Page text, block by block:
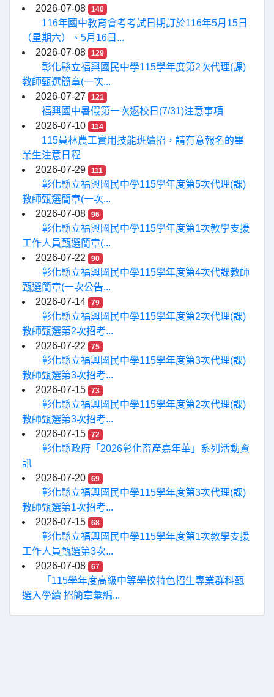
2026-07-08 140
116年國中教育會考考試日期訂於116年5月15日
（星期六）、5月16日...
2026-07-08
129
彰化縣立福興國民中學115學年度第2次代理(課)
教師甄選簡章(一次...
2026-07-27
121
福興國中暑假第一次返校日(7/31)注意事項
2026-07-10
114
115員林農工實用技能班續招，請有意報名的畢
業生注意日程
2026-07-29
111
彰化縣立福興國民中學115學年度第5次代理(課)
教師甄選簡章(一次...
2026-07-08
96
彰化縣立福興國民中學115學年度第1次教學支援
工作人員甄選簡章(...
2026-07-22
90
彰化縣立福興國民中學115學年度第4次代課教師
甄選簡章(一次公告...
2026-07-14
79
彰化縣立福興國民中學115學年度第2次代理(課)
教師甄選第2次招考...
2026-07-22
75
彰化縣立福興國民中學115學年度第3次代理(課)
教師甄選第3次招考...
2026-07-15
73
彰化縣立福興國民中學115學年度第2次代理(課)
教師甄選第3次招考...
2026-07-15
72
彰化縣政府「2026彰化畜產嘉年華」系列活動資
訊
2026-07-20
69
彰化縣立福興國民中學115學年度第3次代理(課)
教師甄選第1次招考...
2026-07-15
68
彰化縣立福興國民中學115學年度第1次教學支援
工作人員甄選第3次...
2026-07-08
67
「115學年度高級中等學校特色招生專業群科甄
選入學續 招簡章彙編...